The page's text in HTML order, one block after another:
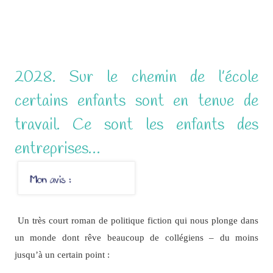
2028. Sur le chemin de l’école
certains enfants sont en tenue de
travail. Ce sont les enfants des
entreprises…
Un très court roman de politique fiction qui nous plonge dans
un monde dont rêve beaucoup de collégiens – du moins
jusqu’à un certain point :